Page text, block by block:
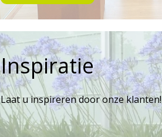
Inspiratie
Laat u inspireren door onze klanten!